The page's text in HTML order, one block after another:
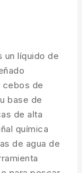
un líquido de
de
base de
de alta
química
de agua de